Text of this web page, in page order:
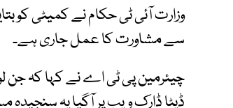
وزارت آئی ٹی حکام نے کمیٹی کو
سے مشاورت کا عمل جاری ہے۔
چیئرمین پی ٹی اے نے کہا کہ جن
ڈیٹا ڈارک ویب پر آگیا یہ